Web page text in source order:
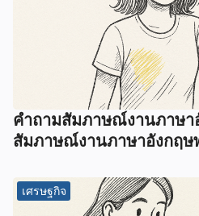
คําถามสัมภาษณ์งานภาษา
สัมภาษณ์งานภาษาอังกฤษ
เศรษฐกิจ